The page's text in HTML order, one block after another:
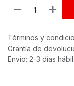
Términos y
Grantía de
Envío: 2-3 días